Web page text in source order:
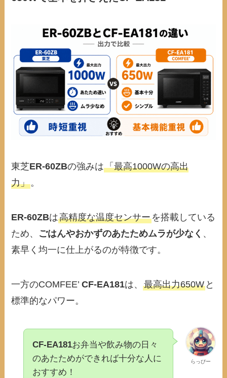
東芝ER-60ZBの強みは「最高1000Wの高出
力」。
ER-60ZBは高精度な温度センサーを搭載している
ため、 ごはんやおかずのあたためムラが少なく 、
素早く均一に仕上がるのが特徴です。
一方のCOMFEE’CF-EA181は、最高出力650W と
標準的なパワー。
らっぴー
CF-EA181お弁当や飲み物の日々
のあたためができれば十分な人に
おすすめ！